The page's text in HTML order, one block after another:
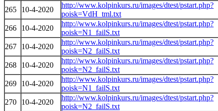
265
10-4-2020
http://www.kolpinkurs.ru/images/dtest/pstart.php?
poisk=VdH_tml.txt
266
10-4-2020
http://www.kolpinkurs.ru/images/dtest/pstart.php?
poisk=N1_failS.txt
267
10-4-2020
http://www.kolpinkurs.ru/images/dtest/pstart.php?
poisk=N2_failS.txt
268
10-4-2020
http://www.kolpinkurs.ru/images/dtest/pstart.php?
poisk=N2_failS.txt
269
10-4-2020
http://www.kolpinkurs.ru/images/dtest/pstart.php?
poisk=N1_failS.txt
270
10-4-2020
http://www.kolpinkurs.ru/images/dtest/pstart.php?
poisk=N2_failS.txt